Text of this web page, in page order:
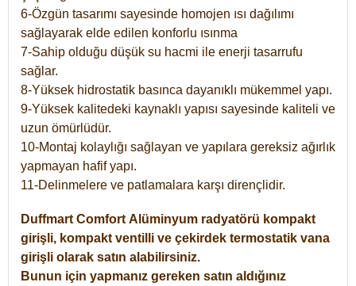
6-Özgün tasarımı sayesinde homojen ısı dağılımı
sağlayarak elde edilen konforlu ısınma
7-Sahip olduğu düşük su hacmi ile enerji tasarrufu
sağlar.
8-Yüksek hidrostatik basınca dayanıklı mükemmel yapı.
9-Yüksek kalitedeki kaynaklı yapısı sayesinde kaliteli ve
uzun ömürlüdür.
10-Montaj kolaylığı sağlayan ve yapılara gereksiz ağırlık
yapmayan hafif yapı.
11-Delinmelere ve patlamalara karşı dirençlidir.
Duffmart Comfort Alüminyum radyatörü kompakt
girişli, kompakt ventilli ve çekirdek termostatik vana
girişli olarak satın alabilirsiniz.
Bunun için yapmanız gereken satın aldığınız